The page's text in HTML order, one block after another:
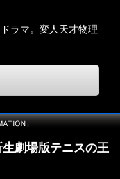
ラマ。変人天才物理
劇場版テニスの王